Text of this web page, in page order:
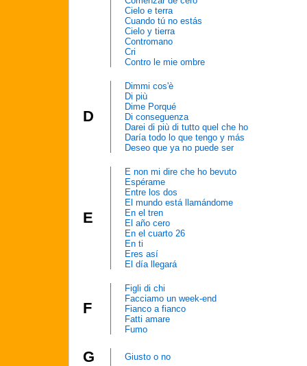
Cielo e terra
Cuando tú no estás
Cielo y tierra
Contromano
Cri
Contro le mie ombre
D
Dimmi cos'è
Di più
Dime Porqué
Di conseguenza
Darei di più di tutto quel che ho
Daría todo lo que tengo y más
Deseo que ya no puede ser
E
E non mi dire che ho bevuto
Espérame
Entre los dos
El mundo está llamándome
En el tren
El año cero
En el cuarto 26
En ti
Eres así
El día llegará
F
Figli di chi
Facciamo un week-end
Fianco a fianco
Fatti amare
Fumo
G Giusto o no